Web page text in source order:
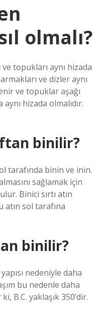
olmalı?
topukları aynı hizada
ve dizler aynı
ve topuklar aşağı
hizada olmalıdır.
binilir?
tarafında binin ve inin.
sağlamak için
Binici sırtı atın
sol tarafına
binilir?
nedeniyle daha
bu nedenle daha
B.C. yaklaşık 350’dir.